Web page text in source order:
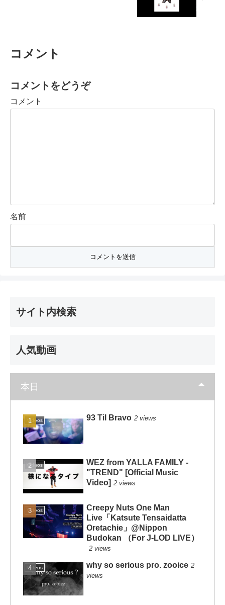
コメント
コメントをどうぞ
コメント
名前
サイト内検索
人気動画
本日
Videos 93 Til Bravo 2 views
Videos
WEZ from YALLA FAMILY -
"TREND" [Official Music
Video] 2 views
Videos
Creepy Nuts One Man
Live「Katsute Tensaidatta
Oretachie」@Nippon
Budokan （For J-LOD LIVE）
2 views
Videos why so serious pro. zooice 2
views